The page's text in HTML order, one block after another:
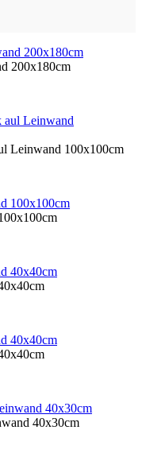
200x180cm
Leinwand 100x100cm
40x30cm